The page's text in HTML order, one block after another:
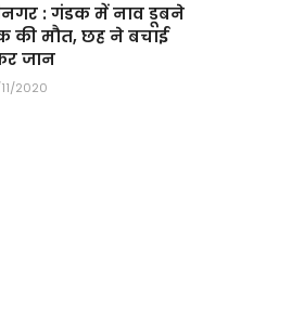
: गंडक में नाव डूबने
की मौत, छह ने बचाई
जान
2020